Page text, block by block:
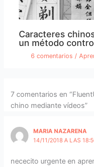
Caracteres
un método
6 comentarios /
7 comentarios en
chino mediante vídeos”
MARIA NAZARENA
14/11/2018 A LAS
nececito urgente en